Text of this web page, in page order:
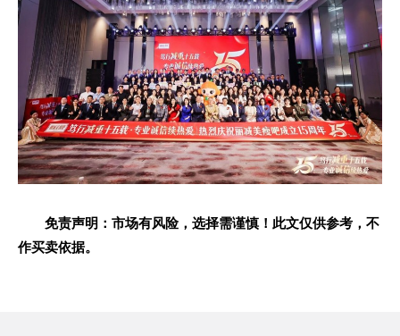
免责声明：市场有风险，选择需谨慎！此文仅供参考，不
作买卖依据。